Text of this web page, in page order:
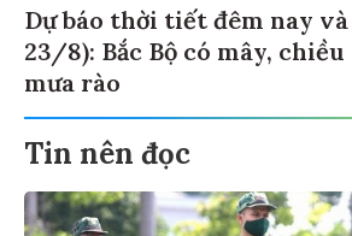
Dự báo thời tiết đêm nay
23/8): Bắc Bộ có mây,
mưa rào
Tin nên đọc